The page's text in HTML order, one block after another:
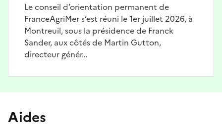
Le conseil d’orientation permanent de
FranceAgriMer s’est réuni le 1er juillet 2026, à
Montreuil, sous la présidence de Franck
Sander, aux côtés de Martin Gutton,
directeur génér…
Aides